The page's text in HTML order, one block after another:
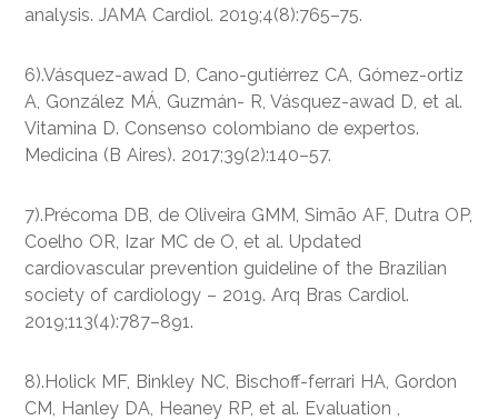
analysis. JAMA Cardiol. 2019;4(8):765–75.
6).Vásquez-awad D, Cano-gutiérrez CA, Gómez-ortiz
A, González MÁ, Guzmán- R, Vásquez-awad D, et al.
Vitamina D. Consenso colombiano de expertos.
Medicina (B Aires). 2017;39(2):140–57.
7).Précoma DB, de Oliveira GMM, Simão AF, Dutra OP,
Coelho OR, Izar MC de O, et al. Updated
cardiovascular prevention guideline of the Brazilian
society of cardiology – 2019. Arq Bras Cardiol.
2019;113(4):787–891.
8).Holick MF, Binkley NC, Bischoff-ferrari HA, Gordon
CM, Hanley DA, Heaney RP, et al. Evaluation ,